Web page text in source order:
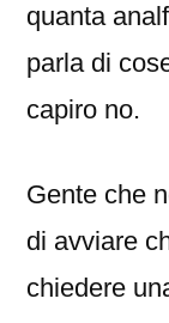
quanta
parla di
capiro no.
Gente che
di avviare
chiedere